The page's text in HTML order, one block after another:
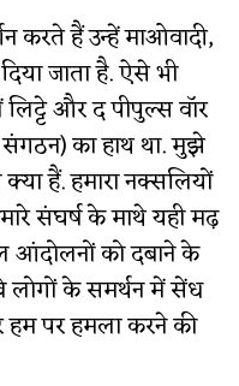
करते हैं उन्हें माओवादी,
जाता है. ऐसे भी
और द पीपुल्स वॉर
संगठन) का हाथ था. मुझे
हैं. हमारा नक्सलियों
संघर्ष के माथे यही मढ़
आंदोलनों को दबाने के
लोगों के समर्थन में सेंध
पर हमला करने की